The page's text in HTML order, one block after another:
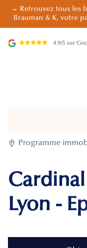
→ Retrouvez tous les
Brauman & K, votre
4.9/5 sur
 Programme
Lyon -